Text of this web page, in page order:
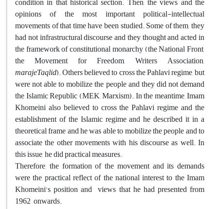
opinions of the most important political-intellectual
movements of that time have been studied. Some of them, they
had not infrastructural discourse and they thought and acted in
the framework of constitutional monarchy (the National Front,
the Movement for Freedom, Writers Association,
marajeTaqlid). Others believed to cross the Pahlavi regime, but
were not able to mobilize the people and they did not demand
the Islamic Republic (MEK, Marxism). In the meantime, Imam
Khomeini also believed to cross the Pahlavi regime and the
establishment of the Islamic regime and he described it in a
theoretical frame and he was able to mobilize the people and to
associate the other movements with his discourse as well. In
this issue, he did practical measures.
Therefore, the formation of the movement and its demands
were the practical reflect of the national interest to the Imam
Khomeini’s position and views that he had presented from
1962 onwards.